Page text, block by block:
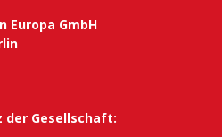
Europa GmbH
der Gesellschaft: